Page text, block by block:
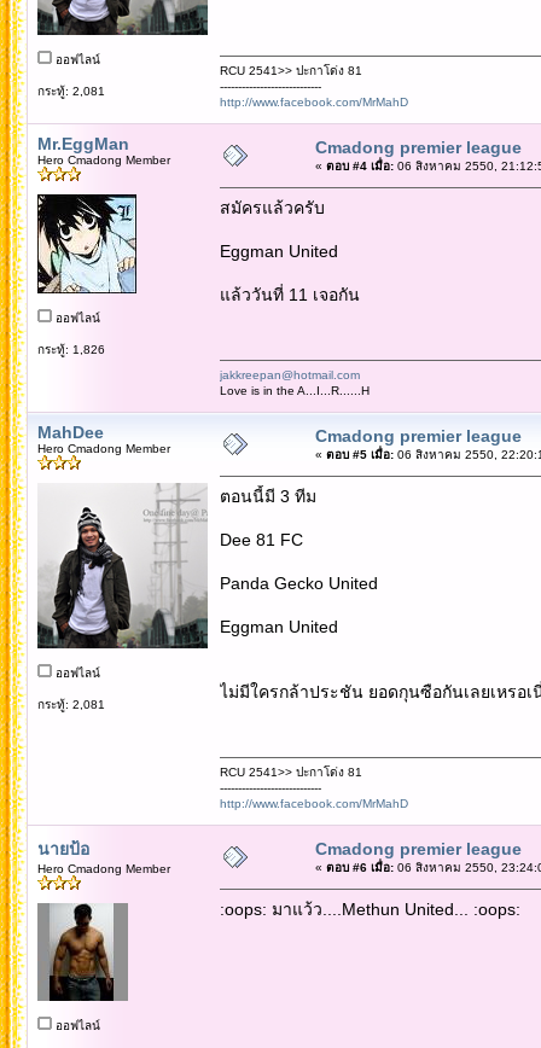
ออฟไลน์
กระทู้: 2,081
RCU 2541>> ปะกาโด่ง 81
----------------------------
http://www.facebook.com/MrMahD
Mr.EggMan
Hero Cmadong Member
ออฟไลน์
กระทู้: 1,826
Cmadong premier league
« ตอบ #4 เมื่อ:06 สิงหาคม 2550,
สมัครแล้วครับ
Eggman United
แล้ววันที่ 11 เจอกัน
jakkreepan@hotmail.com
Love is in the A...I...R......H
MahDee
Hero Cmadong Member
ออฟไลน์
กระทู้: 2,081
Cmadong premier league
« ตอบ #5 เมื่อ:06 สิงหาคม 2550,
ตอนนี้มี 3 ทีม
Dee 81 FC
Panda Gecko United
Eggman United
ไม่มีใครกล้าประชัน ยอดกุนซือกันเลยเหรอ
RCU 2541>> ปะกาโด่ง 81
----------------------------
http://www.facebook.com/MrMahD
นายป้อ
Hero Cmadong Member
ออฟไลน์
Cmadong premier league
« ตอบ #6 เมื่อ:06 สิงหาคม 2550,
:oops: มาแว้ว....Methun United... :oops: